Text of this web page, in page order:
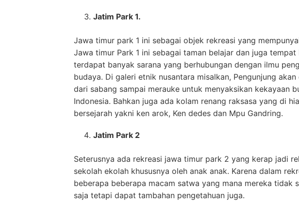
Jatim Park 1.
Jawa timur park 1 ini sebagai objek rekreasi yang
Jawa timur Park 1 ini sebagai taman belajar dan juga tempat
terdapat banyak sarana yang berhubungan dengan ilmu
budaya. Di galeri etnik nusantara misalkan, Pengunjung
dari sabang sampai merauke untuk menyaksikan kekayaan
Indonesia. Bahkan juga ada kolam renang raksasa yang di
bersejarah yakni ken arok, Ken dedes dan Mpu Gandring.
Jatim Park 2
Seterusnya ada rekreasi jawa timur park 2 yang kerap jadi
sekolah ekolah khususnya oleh anak anak. Karena dalam
beberapa beberapa macam satwa yang mana mereka tidak
saja tetapi dapat tambahan pengetahuan juga.